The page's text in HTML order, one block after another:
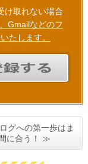
け取れない場合
Gmailなどのフ
たします。
グへの第一歩はま
に合う！ ≫